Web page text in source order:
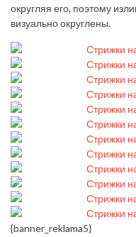
округляя его, поэтому
визуально округлены.
{banner_reklama5}